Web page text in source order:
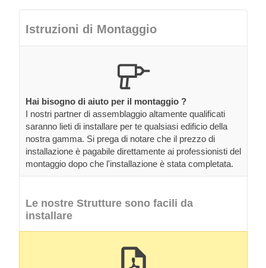
Istruzioni di Montaggio
Hai bisogno di aiuto per il montaggio ?
I nostri partner di assemblaggio altamente qualificati
saranno lieti di installare per te qualsiasi edificio della
nostra gamma. Si prega di notare che il prezzo di
installazione è pagabile direttamente ai professionisti del
montaggio dopo che l'installazione è stata completata.
Le nostre Strutture sono facili da
installare